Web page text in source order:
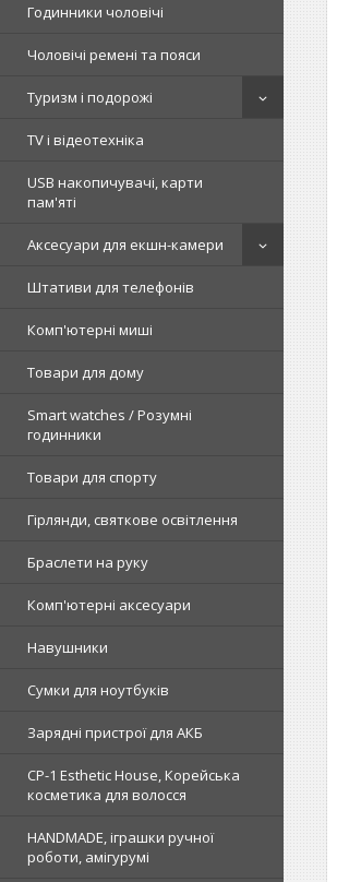
Годинники чоловічі
Чоловічі ремені та пояси
Туризм і подорожі
TV і відеотехніка
USB накопичувачі, карти
пам'яті
Аксесуари для екшн-камери
Штативи для телефонів
Комп'ютерні миші
Товари для дому
Smart watches / Розумні
годинники
Товари для спорту
Гірлянди, святкове освітлення
Браслети на руку
Комп'ютерні аксесуари
Навушники
Сумки для ноутбуків
Зарядні пристрої для АКБ
CP-1 Esthetic House, Корейська
косметика для волосся
HANDMADE, іграшки ручної
роботи, амігурумі